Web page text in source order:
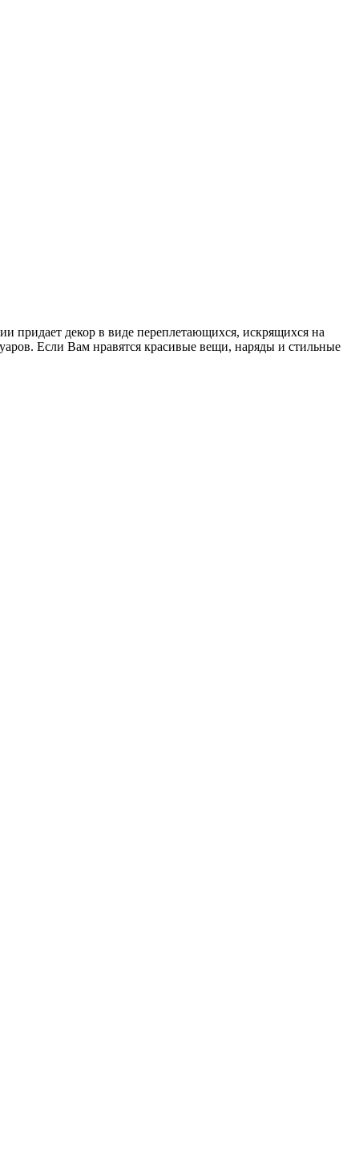
придает декор в виде переплетающихся, искрящихся на
Если Вам нравятся красивые вещи, наряды и стильные